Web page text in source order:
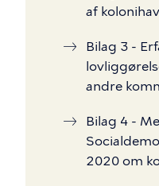
af
Bilag 3 -
andre
Bilag 4 -
2020 om